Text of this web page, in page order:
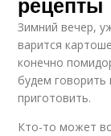
Зимний вечер,
варится
конечно
будем говорить
приготовить.
Кто-то может